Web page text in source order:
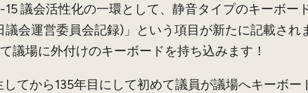
議会活性化の一環として、静音タイプのキーボ
会運営委員会記録)」という項目が新たに記載さ
議場に外付けのキーボードを持ち込みます！
てから135年目にして初めて議員が議場へキーボ